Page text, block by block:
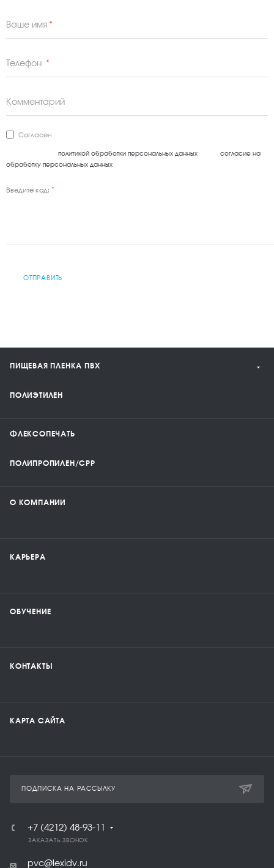
Ваше имя *
Телефон *
Комментарий
Согласен
политикой обработки персональных данных
согласие на
обработку персональных данных
Введите код: *
ОТПРАВИТЬ
ПИЩЕВАЯ ПЛЕНКА ПВХ
ПОЛИЭТИЛЕН
ФЛЕКСОПЕЧАТЬ
ПОЛИПРОПИЛЕН/CPP
О КОМПАНИИ
КАРЬЕРА
ОБУЧЕНИЕ
КОНТАКТЫ
КАРТА САЙТА
ПОДПИСКА НА РАССЫЛКУ
+7 (4212) 48-93-11
ЗАКАЗАТЬ ЗВОНОК
pvc@lexidv.ru